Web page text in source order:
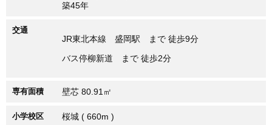
築45年
交通
JR東北本線 盛岡駅 まで 徒歩9分
バス停柳新道 まで 徒歩2分
専有面積 壁芯 80.91㎡
小学校区 桜城 ( 660m )